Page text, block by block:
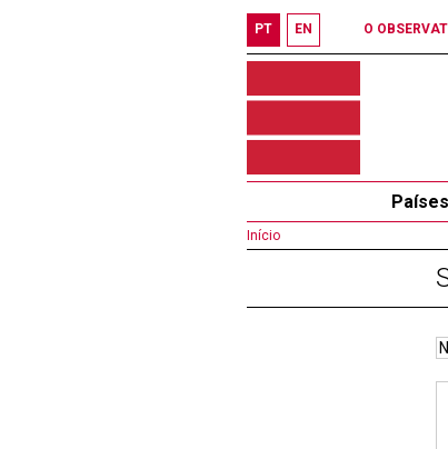
PT EN O
Países
Início